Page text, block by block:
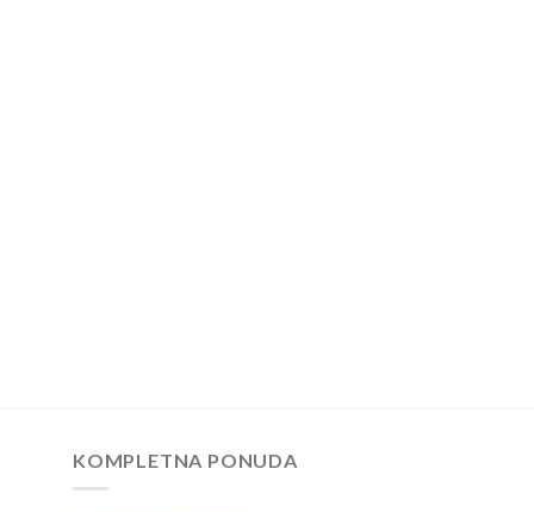
KOMPLETNA PONUDA